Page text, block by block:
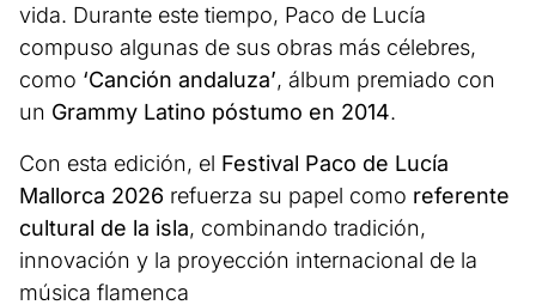
vida. Durante este tiempo, Paco de Lucía
compuso algunas de sus obras más célebres,
como ‘Canción andaluza’, álbum premiado con
un Grammy Latino póstumo en 2014.
Con esta edición, el Festival Paco de Lucía
Mallorca 2026 refuerza su papel como referente
cultural de la isla, combinando tradición,
innovación y la proyección internacional de la
música flamenca